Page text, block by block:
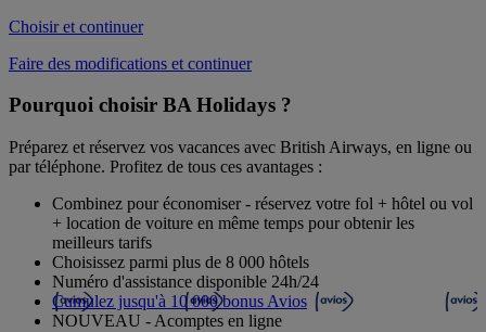
Choisir et continuer
Faire des modifications et continuer
Pourquoi choisir BA Holidays ?
Préparez et réservez vos vacances avec British Airways, en ligne ou
par téléphone. Profitez de tous ces avantages :
Combinez pour économiser - réservez votre fol + hôtel ou vol
+ location de voiture en même temps pour obtenir les
meilleurs tarifs
Choisissez parmi plus de 8 000 hôtels
Numéro d'assistance disponible 24h/24
Cumulez jusqu'à 10 000 bonus Avios
NOUVEAU - Acomptes en ligne